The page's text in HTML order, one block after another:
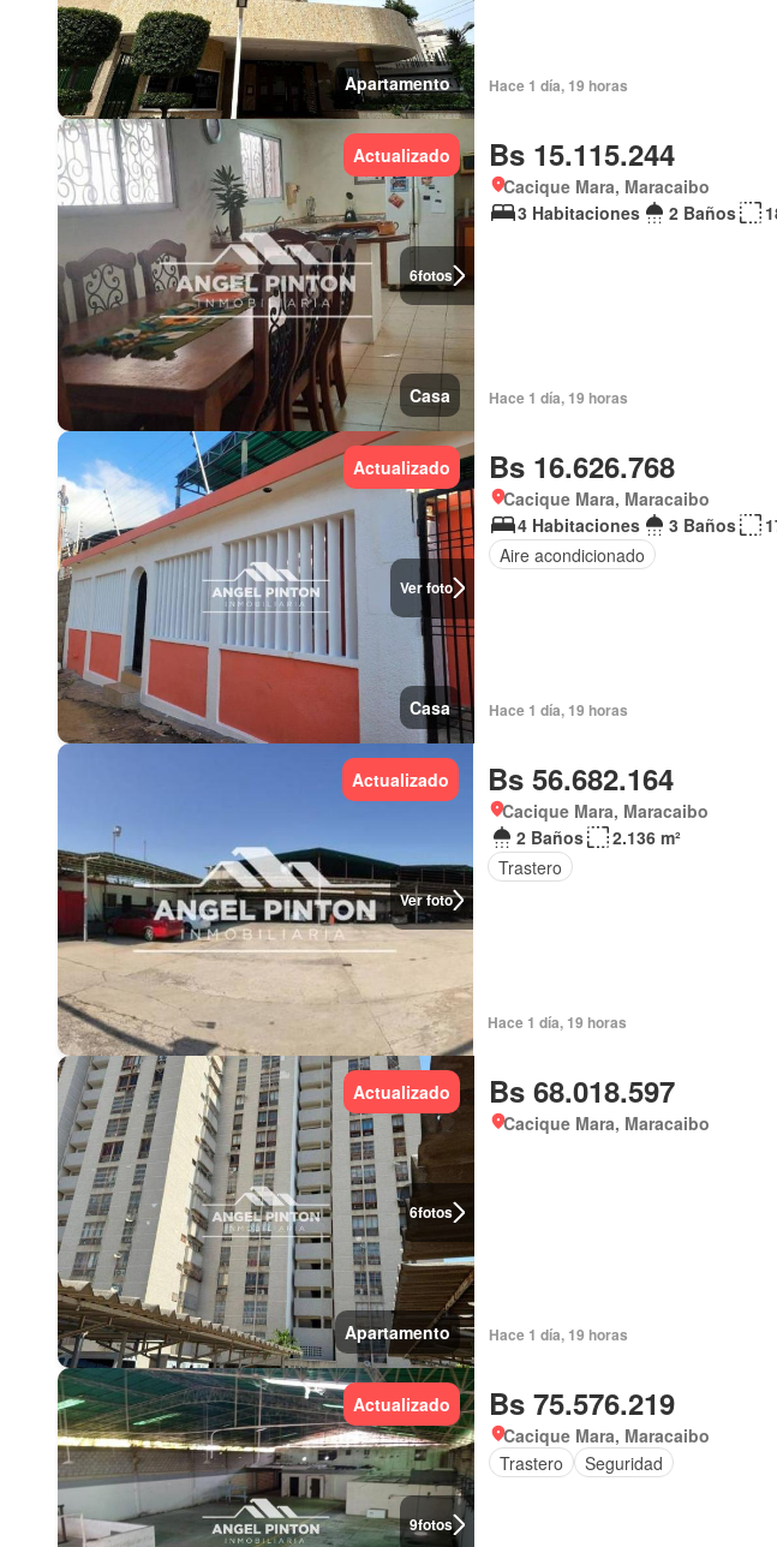
Apartamento Hace 1 día, 19 horas
6fotos
Actualizado
Casa
Bs 15.115.244
Cacique Mara, Maracaibo
3 Habitaciones
2 Baños
Hace 1 día, 19 horas
Ver foto
Actualizado
Casa
Bs 16.626.768
Cacique Mara, Maracaibo
4 Habitaciones
3 Baños
Aire acondicionado
Hace 1 día, 19 horas
Ver foto
Actualizado Bs 56.682.164
Cacique Mara, Maracaibo
2 Baños
2.136 m²
Trastero
Hace 1 día, 19 horas
6fotos
Actualizado
Apartamento
Bs 68.018.597
Cacique Mara, Maracaibo
Hace 1 día, 19 horas
9fotos
Actualizado Bs 75.576.219
Cacique Mara, Maracaibo
Trastero
Seguridad